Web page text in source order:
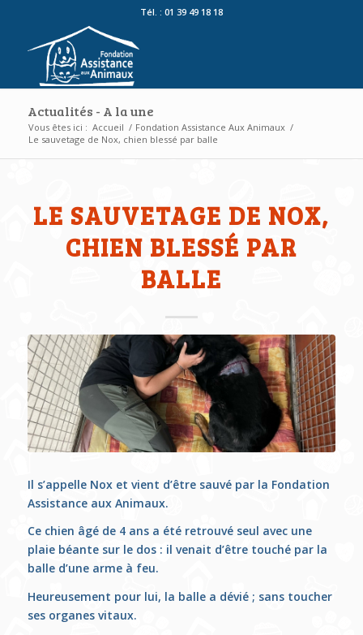
Tél. : 01 39 49 18 18
Actualités - A la une
Vous êtes ici : Accueil / Fondation Assistance Aux Animaux /
Le sauvetage de Nox, chien blessé par balle
LE SAUVETAGE DE NOX,
CHIEN BLESSÉ PAR
BALLE
Il s’appelle Nox et vient d’être sauvé par la Fondation
Assistance aux Animaux.
Ce chien âgé de 4 ans a été retrouvé seul avec une
plaie béante sur le dos : il venait d’être touché par la
balle d’une arme à feu.
Heureusement pour lui, la balle a dévié ; sans toucher
ses organes vitaux.